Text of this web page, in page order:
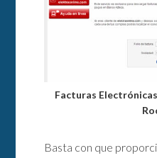
Facturas
Basta con que